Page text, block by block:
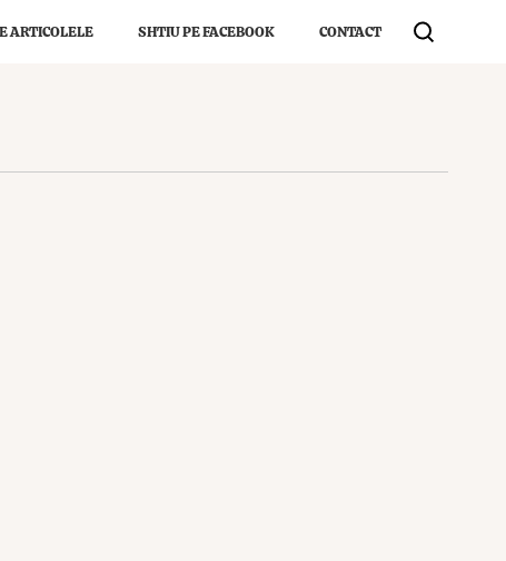
ARTICOLELE SHTIU PE FACEBOOK CONTACT